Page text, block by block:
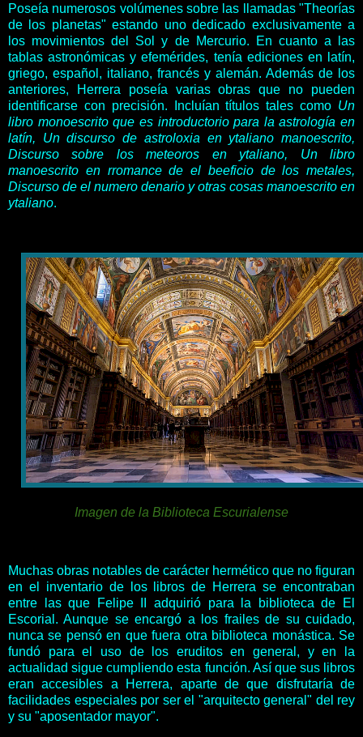
Poseía numerosos volúmenes sobre las llamadas "Theorías
de los planetas" estando uno dedicado exclusivamente a
los movimientos del Sol y de Mercurio. En cuanto a las
tablas astronómicas y efemérides, tenía ediciones en latín,
griego, español, italiano, francés y alemán. Además de los
anteriores, Herrera poseía varias obras que no pueden
identificarse con precisión. Incluían títulos tales como Un
libro monoescrito que es introductorio para la astrología en
latín, Un discurso de astroloxia en ytaliano manoescrito,
Discurso sobre los meteoros en ytaliano, Un libro
manoescrito en rromance de el beeficio de los metales,
Discurso de el numero denario y otras cosas manoescrito en
ytaliano.
Imagen de la Biblioteca Escurialense
Muchas obras notables de carácter hermético que no figuran
en el inventario de los libros de Herrera se encontraban
entre las que Felipe II adquirió para la biblioteca de El
Escorial. Aunque se encargó a los frailes de su cuidado,
nunca se pensó en que fuera otra biblioteca monástica. Se
fundó para el uso de los eruditos en general, y en la
actualidad sigue cumpliendo esta función. Así que sus libros
eran accesibles a Herrera, aparte de que disfrutaría de
facilidades especiales por ser el "arquitecto general" del rey
y su "aposentador mayor".